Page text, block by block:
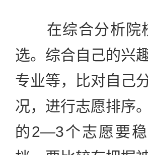
在综合分析院校
选。综合自己的兴
专业等，比对自己
况，进行志愿排序
的2—3个志愿要